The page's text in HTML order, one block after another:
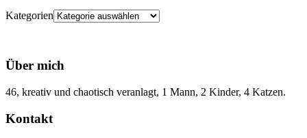
Kategorien
Über mich
46, kreativ und chaotisch veranlagt, 1 Mann, 2 Kinder, 4 Katzen.
Kontakt